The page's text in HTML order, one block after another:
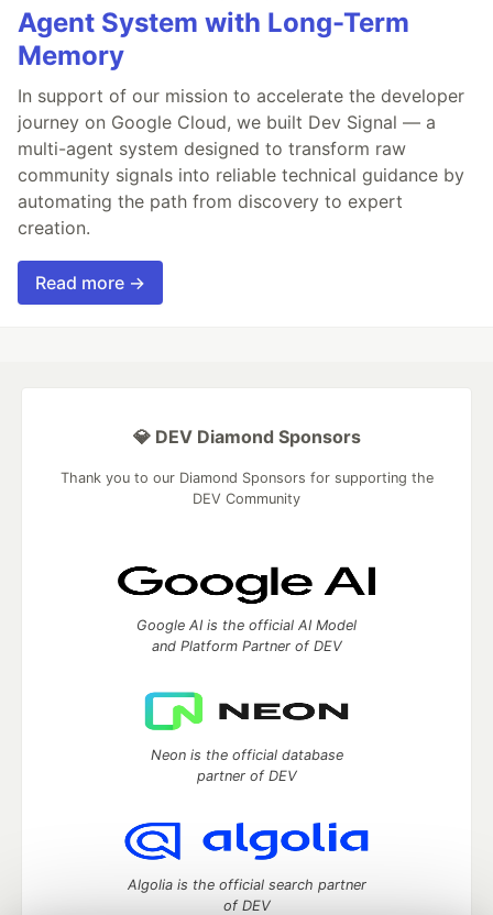
Agent System with Long-Term
Memory
In support of our mission to accelerate the developer
journey on Google Cloud, we built Dev Signal — a
multi-agent system designed to transform raw
community signals into reliable technical guidance by
automating the path from discovery to expert
creation.
Read more →
💎 DEV Diamond Sponsors
Thank you to our Diamond Sponsors for supporting the
DEV Community
Google AI is the official AI Model
and Platform Partner of DEV
Neon is the official database
partner of DEV
Algolia is the official search partner
of DEV